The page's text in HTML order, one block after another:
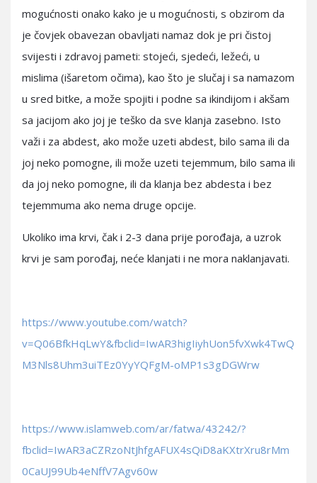
mogućnosti onako kako je u mogućnosti, s obzirom da
je čovjek obavezan obavljati namaz dok je pri čistoj
svijesti i zdravoj pameti: stojeći, sjedeći, ležeći, u
mislima (išaretom očima), kao što je slučaj i sa namazom
u sred bitke, a može spojiti i podne sa ikindijom i akšam
sa jacijom ako joj je teško da sve klanja zasebno. Isto
važi i za abdest, ako može uzeti abdest, bilo sama ili da
joj neko pomogne, ili može uzeti tejemmum, bilo sama ili
da joj neko pomogne, ili da klanja bez abdesta i bez
tejemmuma ako nema druge opcije.
Ukoliko ima krvi, čak i 2-3 dana prije porođaja, a uzrok
krvi je sam porođaj, neće klanjati i ne mora naklanjavati.
https://www.youtube.com/watch?
v=Q06BfkHqLwY&fbclid=IwAR3higIiyhUon5fvXwk4TwQ
M3Nls8Uhm3uiTEz0YyYQFgM-oMP1s3gDGWrw
https://www.islamweb.com/ar/fatwa/43242/?
fbclid=IwAR3aCZRzoNtJhfgAFUX4sQiD8aKXtrXru8rMm
0CaUJ99Ub4eNffV7Agv60w